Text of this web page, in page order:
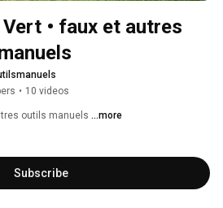
• faux et autres
• 10 videos
outils manuels ...more
Subscribe